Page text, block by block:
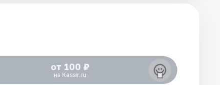
от 100 ₽
на Kassir.ru